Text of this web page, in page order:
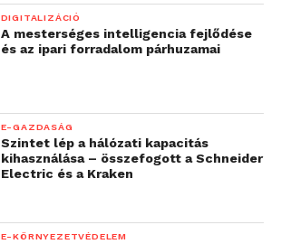
DIGITALIZÁCIÓ
A mesterséges intelligencia fejlődése
és az ipari forradalom párhuzamai
E-GAZDASÁG
Szintet lép a hálózati kapacitás
kihasználása – összefogott a Schneider
Electric és a Kraken
E-KÖRNYEZETVÉDELEM